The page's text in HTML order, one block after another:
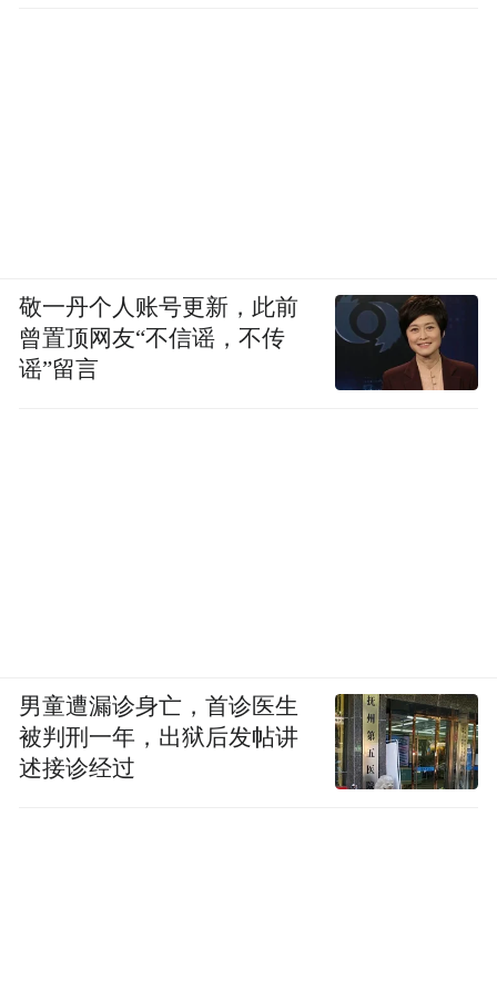
敬一丹个人账号更新，此前
曾置顶网友“不信谣，不传
谣”留言
男童遭漏诊身亡，首诊医生
被判刑一年，出狱后发帖讲
述接诊经过